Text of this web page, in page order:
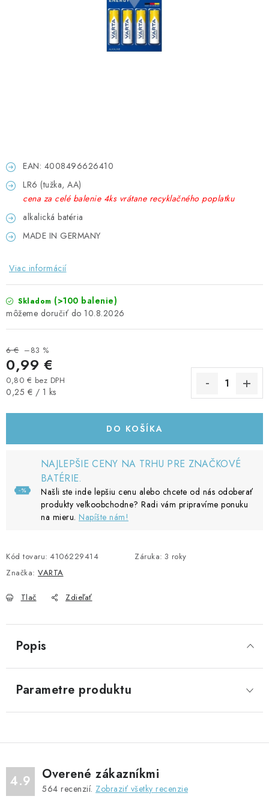
KONTAKTY
Kontakty Doprava a platba
EAN: 4008496626410
LR6 (tužka, AA)
cena za celé balenie 4ks vrátane recyklačného poplatku
alkalická batéria
MADE IN GERMANY
Viac informácií
Skladom (>100 balenie)
10.8.2026
6 € –83 %
0,99 €
0,80 € bez DPH
Jednotková cena:
0,25 € / 1 ks
DO KOŠÍKA
NAJLEPŠIE CENY NA TRHU PRE ZNAČKOVÉ
BATÉRIE.
Našli ste inde lepšiu cenu alebo chcete od nás odoberať
produkty veľkoobchodne? Radi vám pripravíme ponuku
na mieru. Napíšte nám!
Kód tovaru: 4106229414 Záruka: 3 roky
Značka: VARTA
Tlač Zdieľať
Popis
Parametre produktu
4.9 Overené zákazníkmi
564 recenzií. Zobraziť všetky recenzie